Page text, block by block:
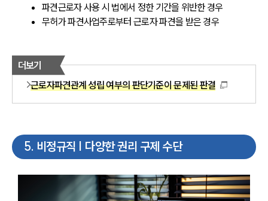
파견근로자 사용 시 법에서 정한 기간을 위반한 경우
무허가 파견사업주로부터 근로자 파견을 받은 경우
더보기
근로자파견관계 성립 여부의 판단기준이 문제된 판결
5. 비정규직 | 다양한 권리 구제 수단